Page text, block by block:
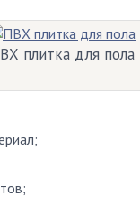
плитка для пола